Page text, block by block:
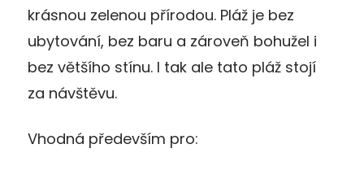
krásnou zelenou přírodou. Pláž je bez
ubytování, bez baru a zároveň bohužel i
bez většího stínu. I tak ale tato pláž stojí
za návštěvu.
Vhodná především pro: